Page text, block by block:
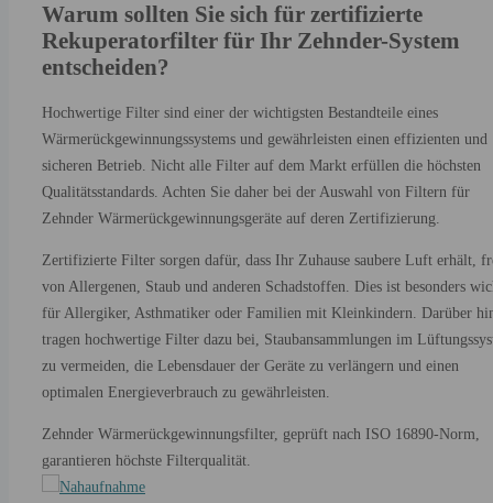
Warum sollten Sie sich für zertifizierte
Rekuperatorfilter für Ihr Zehnder-System
entscheiden?
Hochwertige Filter sind einer der wichtigsten Bestandteile eines
Wärmerückgewinnungssystems und gewährleisten einen effizienten und
sicheren Betrieb. Nicht alle Filter auf dem Markt erfüllen die höchsten
Qualitätsstandards. Achten Sie daher bei der Auswahl von Filtern für
Zehnder Wärmerückgewinnungsgeräte auf deren Zertifizierung.
Zertifizierte Filter sorgen dafür, dass Ihr Zuhause saubere Luft erhält,
von Allergenen, Staub und anderen Schadstoffen. Dies ist besonders
für Allergiker, Asthmatiker oder Familien mit Kleinkindern. Darüber
tragen hochwertige Filter dazu bei, Staubansammlungen im
zu vermeiden, die Lebensdauer der Geräte zu verlängern und einen
optimalen Energieverbrauch zu gewährleisten.
Zehnder Wärmerückgewinnungsfilter, geprüft nach ISO 16890-Norm,
garantieren höchste Filterqualität.